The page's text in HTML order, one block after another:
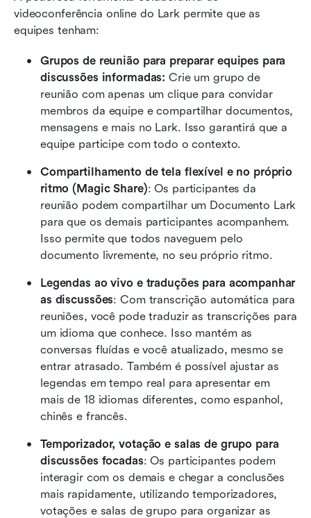
videoconferência online do Lark permite que as
equipes tenham:
Grupos de reunião para preparar equipes para
discussões informadas: Crie um grupo de
reunião com apenas um clique para convidar
membros da equipe e compartilhar documentos,
mensagens e mais no Lark. Isso garantirá que a
equipe participe com todo o contexto.
Compartilhamento de tela flexível e no próprio
ritmo (Magic Share): Os participantes da
reunião podem compartilhar um Documento Lark
para que os demais participantes acompanhem.
Isso permite que todos naveguem pelo
documento livremente, no seu próprio ritmo.
Legendas ao vivo e traduções para acompanhar
as discussões: Com transcrição automática para
reuniões, você pode traduzir as transcrições para
um idioma que conhece. Isso mantém as
conversas fluídas e você atualizado, mesmo se
entrar atrasado. Também é possível ajustar as
legendas em tempo real para apresentar em
mais de 18 idiomas diferentes, como espanhol,
chinês e francês.
Temporizador, votação e salas de grupo para
discussões focadas: Os participantes podem
interagir com os demais e chegar a conclusões
mais rapidamente, utilizando temporizadores,
votações e salas de grupo para organizar as